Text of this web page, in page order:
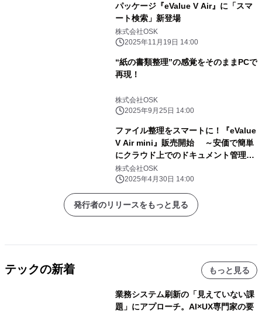
パッケージ『eValue V Air』に「スマ
ート検索」新登場
株式会社OSK
2025年11月19日 14:00
“紙の書類整理”の感覚をそのままPCで
再現！
株式会社OSK
2025年9月25日 14:00
ファイル整理をスマートに！『eValue
V Air mini』販売開始 ～安価で簡単
にクラウド上でのドキュメント管理を
実現～
株式会社OSK
2025年4月30日 14:00
発行者のリリースをもっと見る
テックの新着 もっと見る
業務システム刷新の「見えていない課
題」にアプローチ。AI×UX専門家の要